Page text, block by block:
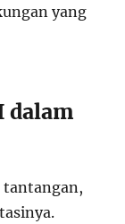
yang
dalam